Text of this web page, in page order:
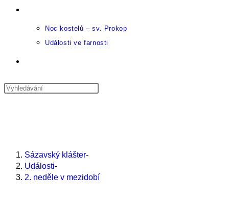
Noc kostelů – sv. Prokop
Události ve farnosti
vyhledávání
panel.
Sázavský klášter-
Události-
2. neděle v mezidobí